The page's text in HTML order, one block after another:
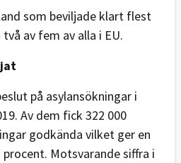
som beviljade klart flest
av fem av alla i EU.
på asylansökningar i
Av dem fick 322 000
godkända vilket ger en
procent. Motsvarande siffra i